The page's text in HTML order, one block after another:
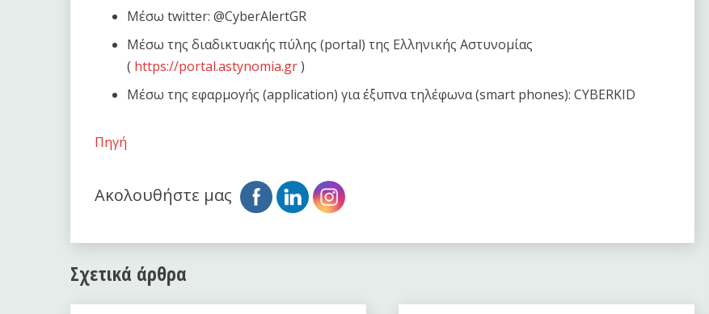
Μέσω twitter: @CyberAlertGR
Μέσω της διαδικτυακής πύλης (portal) της Ελληνικής Αστυνομίας
( https://portal.astynomia.gr)
Μέσω της εφαρμογής (application) για έξυπνα τηλέφωνα (smart phones): CYBERΚΙD
Πηγή
Ακολουθήστε μας
Σχετικά άρθρα